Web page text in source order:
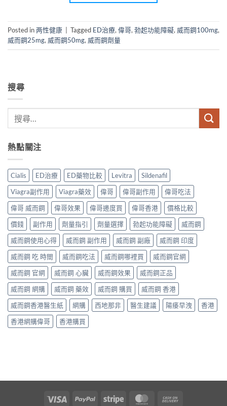
Posted in两性健康 Tagged ED治療, 偉哥, 勃起功能障礙, 威而鋼100mg,
威而鋼25mg, 威而鋼50mg, 威而鋼劑量
搜尋
熱點關注
Cialis ED治療 ED藥物比較 Levitra
Sildenafil
Viagra副作用
Viagra藥效 偉哥 偉哥副作用
偉哥吃法
偉哥 威而鋼
偉哥效果 偉哥邊度買 偉哥香港
價格比較
價錢
副作用 劑量指引 劑量選擇 勃起功能障礙
威而鋼
威而鋼使用心得
威而鋼 副作用 威而鋼 副廠
威而鋼 印度
威而鋼 吃 時間
威而鋼吃法 威而鋼哪裡買
威而鋼官網
威而鋼 官網
威而鋼 心臟 威而鋼效果
威而鋼正品
威而鋼 網購
威而鋼 藥效 威而鋼 購買
威而鋼 香港
威而鋼香港醫生紙
網購 西地那非 醫生建議 陽痿早洩
香港
香港網購偉哥
香港購買
Visa PayPal Stripe MasterCard